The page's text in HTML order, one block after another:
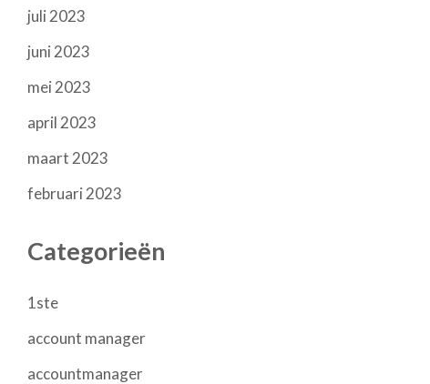
juli 2023
juni 2023
mei 2023
april 2023
maart 2023
februari 2023
Categorieën
1ste
account manager
accountmanager